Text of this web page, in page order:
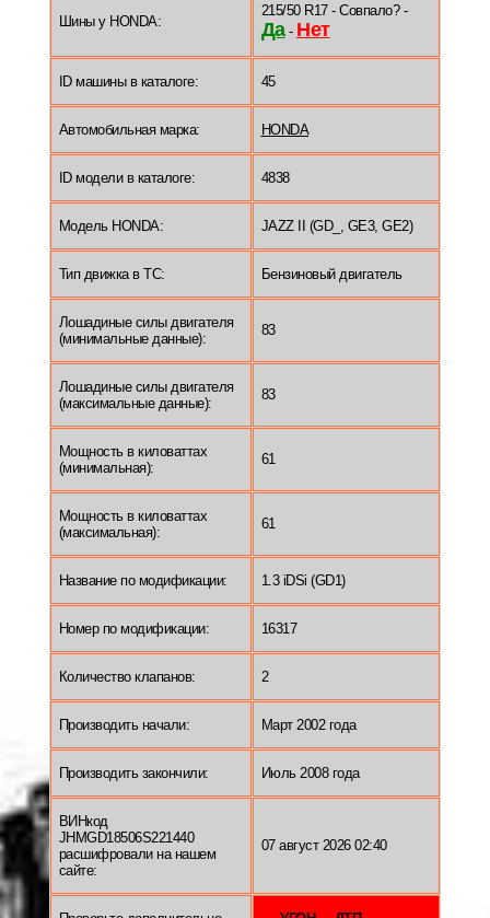
Шины у HONDA:
215/50 R17 - Совпало? -
Да- Нет
ID машины в каталоге: 45
Автомобильная марка: HONDA
ID модели в каталоге: 4838
Модель HONDA: JAZZ II (GD_, GE3, GE2)
Тип движка в ТС: Бензиновый двигатель
Лошадиные силы двигателя
(минимальные данные):
83
Лошадиные силы двигателя
(максимальные данные):
83
Мощность в киловаттах
(минимальная):
61
Мощность в киловаттах
(максимальная):
61
Название по модификации: 1.3 iDSi (GD1)
Номер по модификации: 16317
Количество клапанов: 2
Производить начали: Март 2002 года
Производить закончили: Июль 2008 года
ВИНкод
JHMGD18506S221440
расшифровали на нашем
сайте:
07 август 2026 02:40